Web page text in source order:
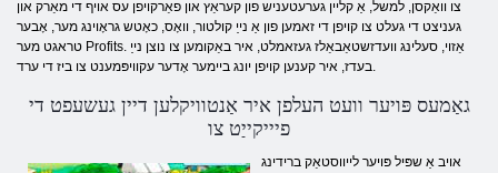
צו וואַקסן, למשל, אַ קליין גערעטעניש פון קעראַץ און פאַרקויפן עס אויף די מאַרק און
געניצט די געלט צו קויפן די זאמען פון אַ נייַ קולטור, וואָס, כאָטש גראָוינג מער, אָבער
טראגט מער Profits. אַזוי, סעלינג וועדזשטאַבאַלז געזאמלט, איר באַקומען צו נוצן נייַ
בעדז, איר קענען קויפן יונג ביימער אָדער עקוויפּמענט צו ביז די ערד.
גאַמעס פּויער וועט העלפן איר אַנטוויקלען דיין געשעפט די
פיייקייַט צו
אויב אַ שפּיל פּויער לייווסטאַק ברידינג